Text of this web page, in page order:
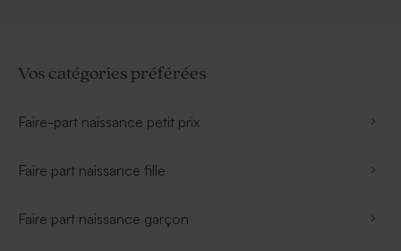
Vos catégories préférées
Faire-part naissance petit prix
Faire part naissance fille
Faire part naissance garçon